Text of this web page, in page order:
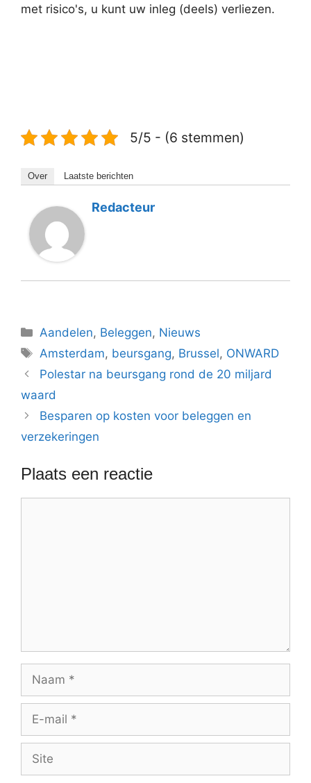
met risico's, u kunt uw inleg (deels) verliezen.
5/5 - (6 stemmen)
Over Laatste berichten
Redacteur
Categorieën
Aandelen, Beleggen, Nieuws
Tags
Amsterdam, beursgang, Brussel, ONWARD
Polestar na beursgang rond de 20 miljard
waard
Besparen op kosten voor beleggen en
verzekeringen
Plaats een reactie
Naam
Site